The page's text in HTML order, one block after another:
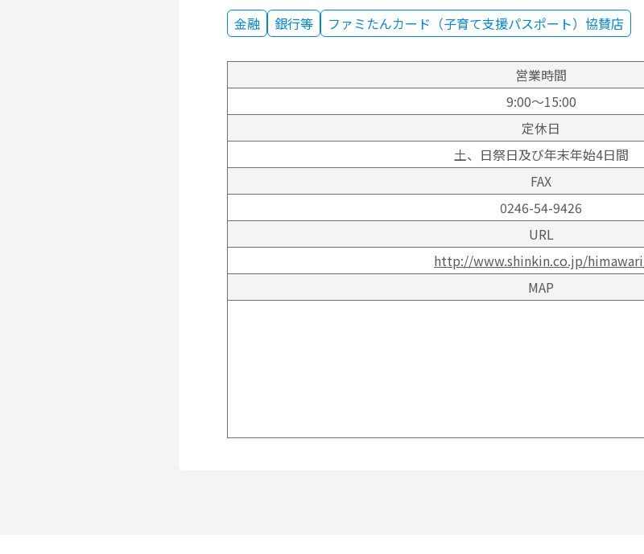
金融 銀行等 ファミたんカード（子育て支援パスポート）協賛店
営業時間
9:00～15:00
定休日
土、日祭日及び年末年始4日間
FAX
0246-54-9426
URL
http://www.shinkin.co.jp/
MAP